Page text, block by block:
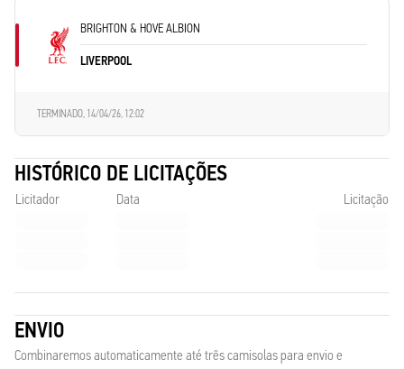
BRIGHTON & HOVE ALBION
LIVERPOOL
TERMINADO, 14/04/26, 12:02
HISTÓRICO DE LICITAÇÕES
Licitador Data Licitação
ENVIO
Combinaremos automaticamente até três camisolas para envio e